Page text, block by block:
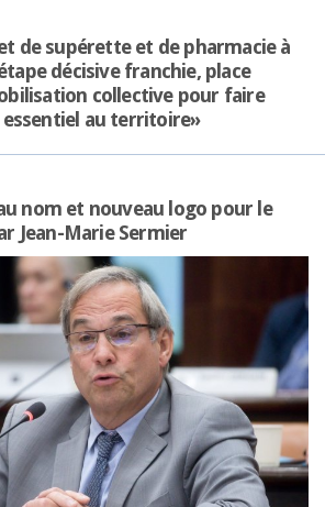
de supérette et de pharmacie à
décisive franchie, place
collective pour faire
au territoire»
nom et nouveau logo pour le
Jean-Marie Sermier